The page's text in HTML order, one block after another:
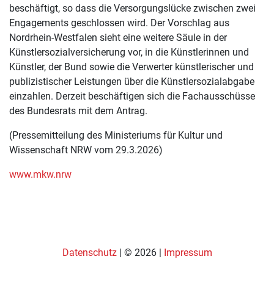
beschäftigt, so dass die Versorgungslücke zwischen zwei
Engagements geschlossen wird. Der Vorschlag aus
Nordrhein-Westfalen sieht eine weitere Säule in der
Künstlersozialversicherung vor, in die Künstlerinnen und
Künstler, der Bund sowie die Verwerter künstlerischer und
publizistischer Leistungen über die Künstlersozialabgabe
einzahlen. Derzeit beschäftigen sich die Fachausschüsse
des Bundesrats mit dem Antrag.
(Pressemitteilung des Ministeriums für Kultur und
Wissenschaft NRW vom 29.3.2026)
www.mkw.nrw
Datenschutz | © 2026 | Impressum